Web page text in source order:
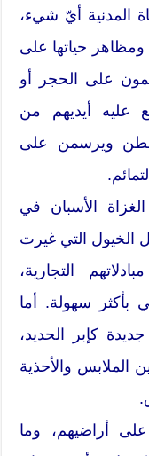
المدنية أيّ شيء،
ومظاهر حياتها على
على الحجر أو
عليه أيديهم من
ويرسمن على
الأسبان في
التي غيرت
التجارية،
بأكثر سهولة. أما
كإبر الحديد،
الملابس والأحذية
أراضيهم، وما